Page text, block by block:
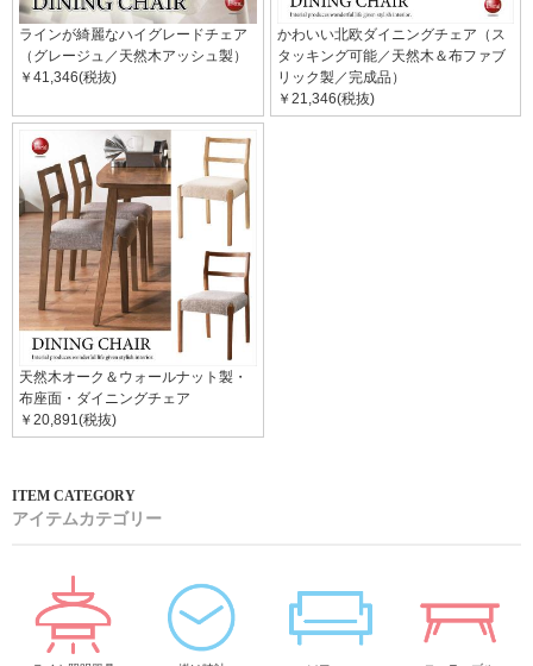
ラインが綺麗なハイグレードチェア
（グレージュ／天然木アッシュ製）
￥41,346(税抜)
かわいい北欧ダイニングチェア（ス
タッキング可能／天然木＆布ファブ
リック製／完成品）
￥21,346(税抜)
天然木オーク＆ウォールナット製・
布座面・ダイニングチェア
￥20,891(税抜)
アイテムカテゴリー